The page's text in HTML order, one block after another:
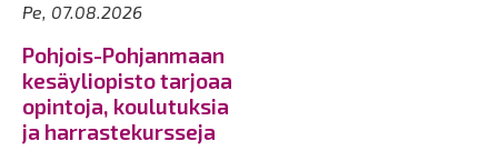
Pe, 07.08.2026
Pohjois-Pohjanmaan
kesäyliopisto tarjoaa
opintoja, koulutuksia
ja harrastekursseja